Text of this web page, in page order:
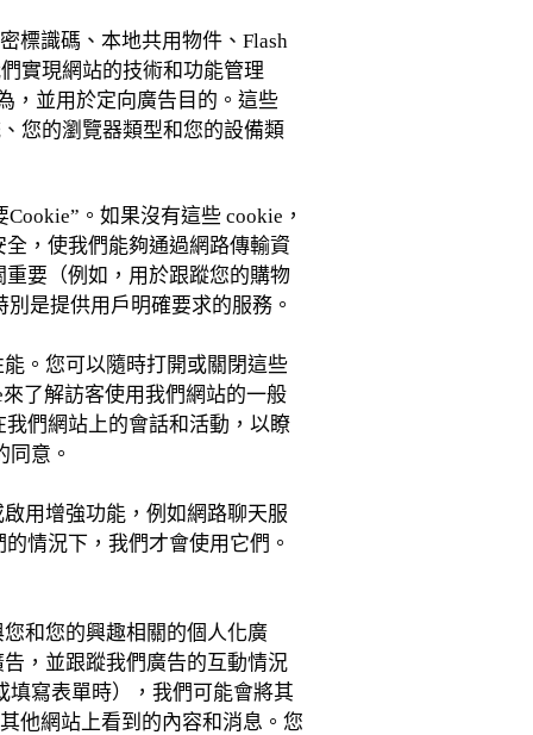
標識碼、本地共用物件、Flash
實現網站的技術和功能管理
，並用於定向廣告目的。這些
您的瀏覽器類型和您的設備類
。如果沒有這些 cookie，
，使我們能夠通過網路傳輸資
要（例如，用於跟蹤您的購物
是提供用戶明確要求的服務。
。您可以隨時打開或關閉這些
了解訪客使用我們網站的一般
們網站上的會話和活動，以瞭
意。
用增強功能，例如網路聊天服
情況下，我們才會使用它們。
和您的興趣相關的個人化廣
，並跟蹤我們廣告的互動情況
寫表單時），我們可能會將其
他網站上看到的內容和消息。您